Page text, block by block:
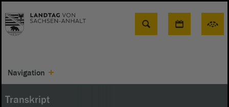
Suche
Navigation
Transkript